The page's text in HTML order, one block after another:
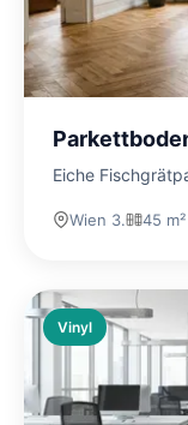
Eiche
Wien 3. 45 m²
Vinyl